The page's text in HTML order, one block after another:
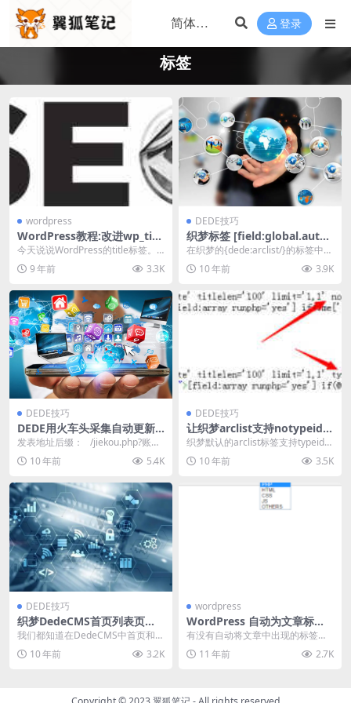
登录
标签
wordpress
WordPress教程:改进wp_titl
e()函数优化主题的Title标签
今天说说WordPress的title标签。
WordPress的标题（Titl...
9 年前 3.3K
DEDE技巧
织梦标签 [field:global.autoi
ndex/]递增递减的使用方法,
在织梦的{dede:arclist/}的标签中，
有一个非常有用的，[field:...
10 年前 3.9K
DEDE技巧
DEDE用火车头采集自动更新
栏目和首页
发表地址后缀： /jiekou.php?账号
变量（在config.php中表...
10 年前 5.4K
DEDE技巧
让织梦arclist支持notypeid属
性的方法
织梦默认的arclist标签支持typeid的
调用，也就是给文章列表指定来源
栏目...10 年前 3.5K
DEDE技巧
织梦DedeCMS首页列表页实
时动态调用文章点击次数的方
法
我们都知道在DedeCMS中首页和列
表页的文章点击次数默认情况下不
是动态调用的，...
10 年前 3.2K
wordpress
WordPress 自动为文章标签
(关键词)添加该标签的链接
有没有自动将文章中出现的标签放
上链接？然后多次探索探究找到了
自动将文章中出现的标...
11 年前 2.7K